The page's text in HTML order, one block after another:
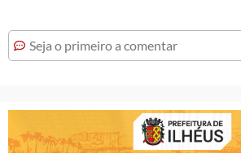
Seja o primeiro a comentar